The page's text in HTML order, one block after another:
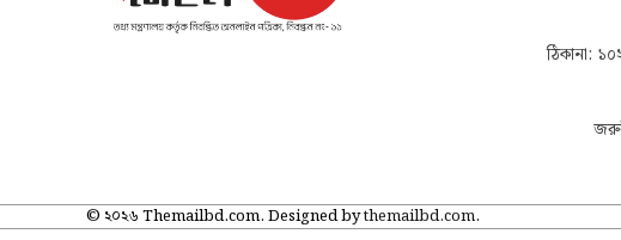
ঠিকানা:
© ২০২৬ Themailbd.com. Designed bythemailbd.com.